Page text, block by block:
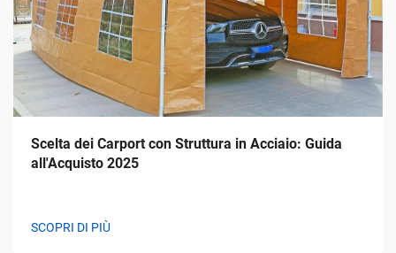
Scelta dei Carport con Struttura in Acciaio: Guida
all'Acquisto 2025
SCOPRI DI PIÙ